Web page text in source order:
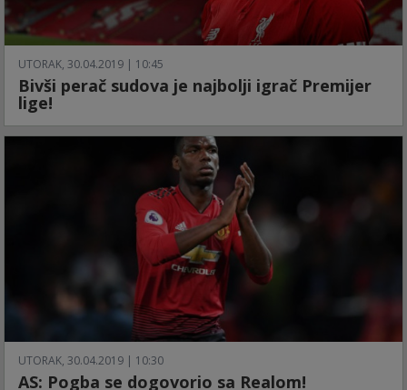
UTORAK, 30.04.2019 | 10:45
Bivši perač sudova je najbolji igrač Premijer
lige!
UTORAK, 30.04.2019 | 10:30
AS: Pogba se dogovorio sa Realom!